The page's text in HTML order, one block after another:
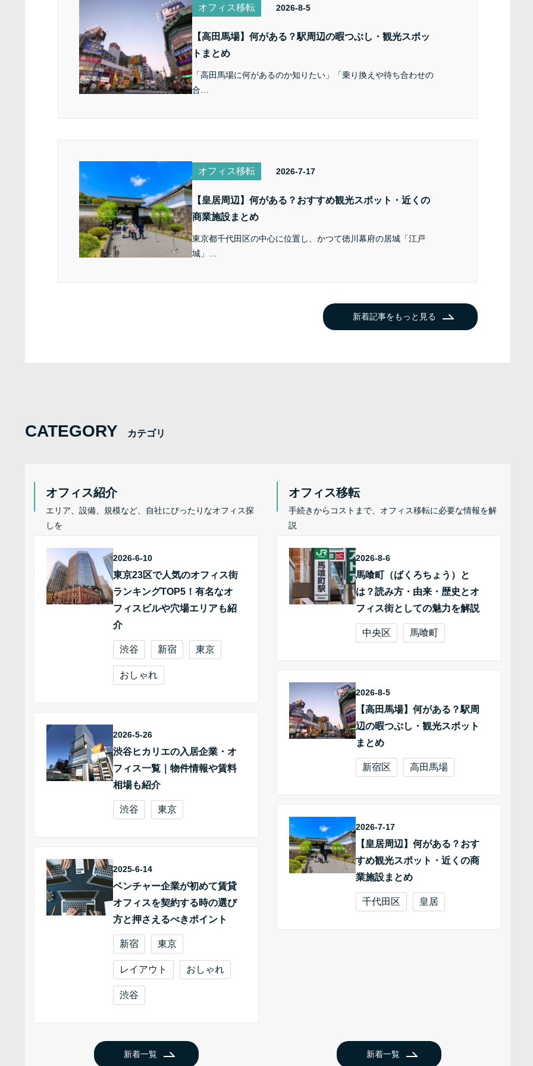
オフィス移転 2026-8-5
【高田馬場】何がある？駅周辺の暇つぶし・観光スポッ
トまとめ
「高田馬場に何があるのか知りたい」「乗り換えや待ち合わせの
合…
オフィス移転 2026-7-17
【皇居周辺】何がある？おすすめ観光スポット・近くの
商業施設まとめ
東京都千代田区の中心に位置し、かつて徳川幕府の居城「江戸
城」…
新着記事をもっと見る
CATEGORY カテゴリ
オフィス紹介
エリア、設備、規模など、自社にぴったりなオフィス探
しを
2026-6-10
東京23区で人気のオフィス街
ランキングTOP5！有名なオ
フィスビルや穴場エリアも紹
介
渋谷 新宿 東京
おしゃれ
2026-5-26
渋谷ヒカリエの入居企業・オ
フィス一覧｜物件情報や賃料
相場も紹介
渋谷 東京
2025-6-14
ベンチャー企業が初めて賃貸
オフィスを契約する時の選び
方と押さえるべきポイント
新宿 東京
レイアウト おしゃれ
渋谷
新着一覧
オフィス移転
手続きからコストまで、オフィス移転に必要な情報を解
説
2026-8-6
馬喰町（ばくろちょう）と
は？読み方・由来・歴史とオ
フィス街としての魅力を解説
中央区 馬喰町
2026-8-5
【高田馬場】何がある？駅周
辺の暇つぶし・観光スポット
まとめ
新宿区 高田馬場
2026-7-17
【皇居周辺】何がある？おす
すめ観光スポット・近くの商
業施設まとめ
千代田区 皇居
新着一覧